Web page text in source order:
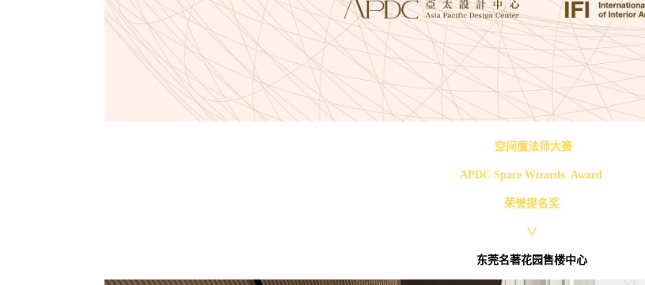
空间魔法师大赛
APDC Space Wizards Award
荣誉提名奖
∨
东莞名著花园售楼中心